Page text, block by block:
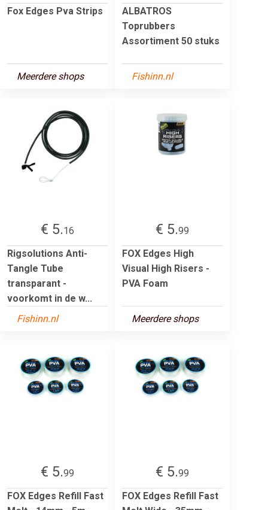
Fox Edges Pva Strips
Meerdere shops
ALBATROS
Toprubbers
Assortiment 50 stuks
Fishinn.nl
€ 5.16
Rigsolutions Anti-
Tangle Tube
transparant -
voorkomt in de w...
Fishinn.nl
€ 5.99
FOX Edges High
Visual High Risers -
PVA Foam
Meerdere shops
€ 5.99
FOX Edges Refill Fast
€ 5.99
FOX Edges Refill Fast